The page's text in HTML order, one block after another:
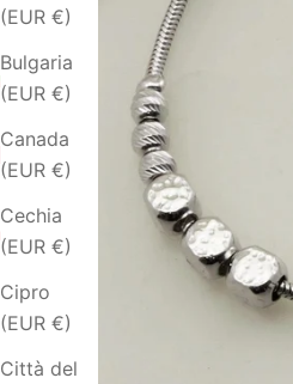
(EUR €)
Bulgaria
(EUR €)
Canada
(EUR €)
Cechia
(EUR €)
Cipro
(EUR €)
Città del